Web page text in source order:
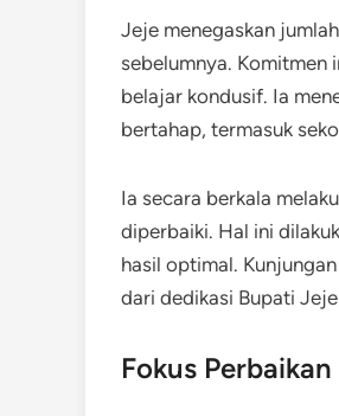
Jeje menegaskan
sebelumnya. Komitmen
belajar kondusif. Ia
bertahap, termasuk
Ia secara berkala
diperbaiki. Hal ini
hasil optimal.
dari dedikasi Bupati
Fokus